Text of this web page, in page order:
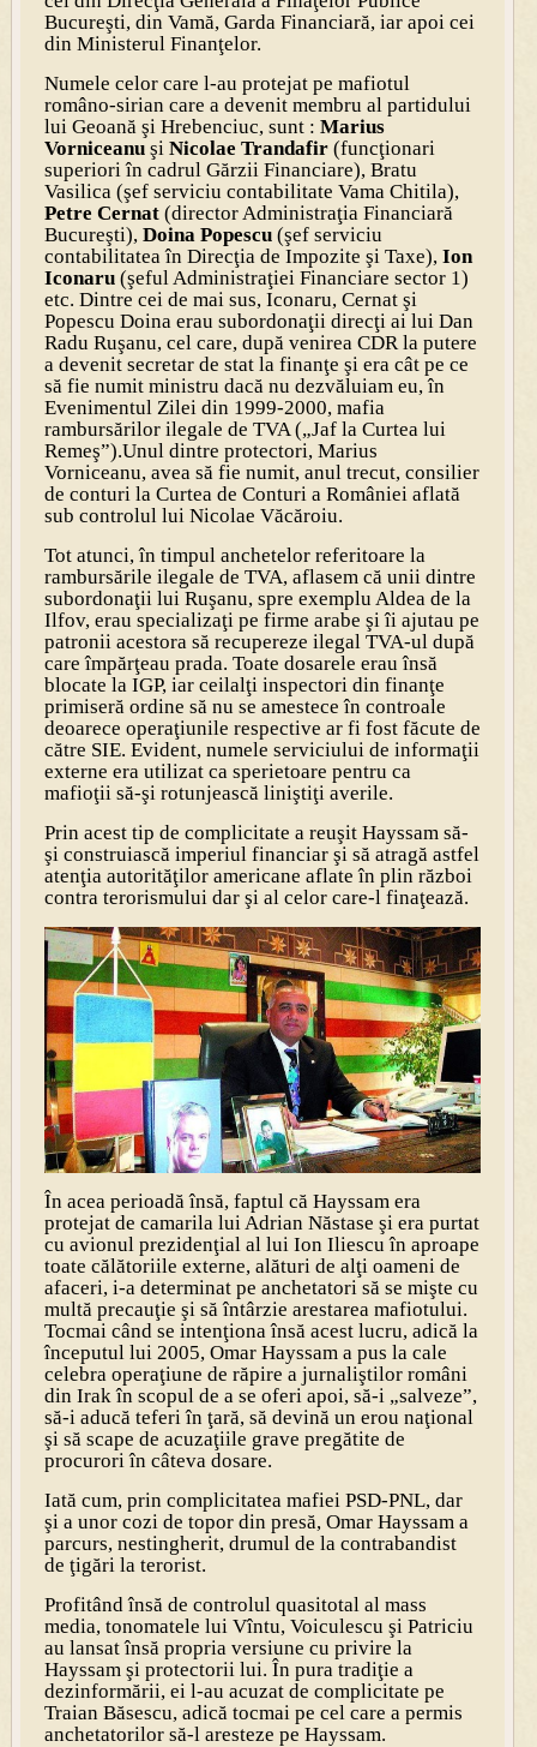
Bucureşti, din Vamă, Garda Financiară, iar apoi cei
din Ministerul Finanţelor.
Numele celor care l-au protejat pe mafiotul
româno-sirian care a devenit membru al partidului
lui Geoană şi Hrebenciuc, sunt : Marius
Vorniceanuşi Nicolae Trandafir(funcţionari
superiori în cadrul Gărzii Financiare), Bratu
Vasilica (şef serviciu contabilitate Vama Chitila),
Petre Cernat(director Administraţia Financiară
Bucureşti), Doina Popescu(şef serviciu
contabilitatea în Direcţia de Impozite şi Taxe), Ion
Iconaru (şeful Administraţiei Financiare sector 1)
etc. Dintre cei de mai sus, Iconaru, Cernat şi
Popescu Doina erau subordonaţii direcţi ai lui Dan
Radu Ruşanu, cel care, după venirea CDR la putere
a devenit secretar de stat la finanţe şi era cât pe ce
să fie numit ministru dacă nu dezvăluiam eu, în
Evenimentul Zilei din 1999-2000, mafia
rambursărilor ilegale de TVA („Jaf la Curtea lui
Remeş”).Unul dintre protectori, Marius
Vorniceanu, avea să fie numit, anul trecut, consilier
de conturi la Curtea de Conturi a României aflată
sub controlul lui Nicolae Văcăroiu.
Tot atunci, în timpul anchetelor referitoare la
rambursările ilegale de TVA, aflasem că unii dintre
subordonaţii lui Ruşanu, spre exemplu Aldea de la
Ilfov, erau specializaţi pe firme arabe şi îi ajutau pe
patronii acestora să recupereze ilegal TVA-ul după
care împărţeau prada. Toate dosarele erau însă
blocate la IGP, iar ceilalţi inspectori din finanţe
primiseră ordine să nu se amestece în controale
deoarece operaţiunile respective ar fi fost făcute de
către SIE. Evident, numele serviciului de informaţii
externe era utilizat ca sperietoare pentru ca
mafioţii să-şi rotunjească liniştiţi averile.
Prin acest tip de complicitate a reuşit Hayssam să-
şi construiască imperiul financiar şi să atragă astfel
atenţia autorităţilor americane aflate în plin război
contra terorismului dar şi al celor care-l finaţează.
În acea perioadă însă, faptul că Hayssam era
protejat de camarila lui Adrian Năstase şi era purtat
cu avionul prezidenţial al lui Ion Iliescu în aproape
toate călătoriile externe, alături de alţi oameni de
afaceri, i-a determinat pe anchetatori să se mişte cu
multă precauţie şi să întârzie arestarea mafiotului.
Tocmai când se intenţiona însă acest lucru, adică la
începutul lui 2005, Omar Hayssam a pus la cale
celebra operaţiune de răpire a jurnaliştilor români
din Irak în scopul de a se oferi apoi, să-i „salveze”,
să-i aducă teferi în ţară, să devină un erou naţional
şi să scape de acuzaţiile grave pregătite de
procurori în câteva dosare.
Iată cum, prin complicitatea mafiei PSD-PNL, dar
şi a unor cozi de topor din presă, Omar Hayssam a
parcurs, nestingherit, drumul de la contrabandist
de ţigări la terorist.
Profitând însă de controlul quasitotal al mass
media, tonomatele lui Vîntu, Voiculescu şi Patriciu
au lansat însă propria versiune cu privire la
Hayssam şi protectorii lui. În pura tradiţie a
dezinformării, ei l-au acuzat de complicitate pe
Traian Băsescu, adică tocmai pe cel care a permis
anchetatorilor să-l aresteze pe Hayssam.